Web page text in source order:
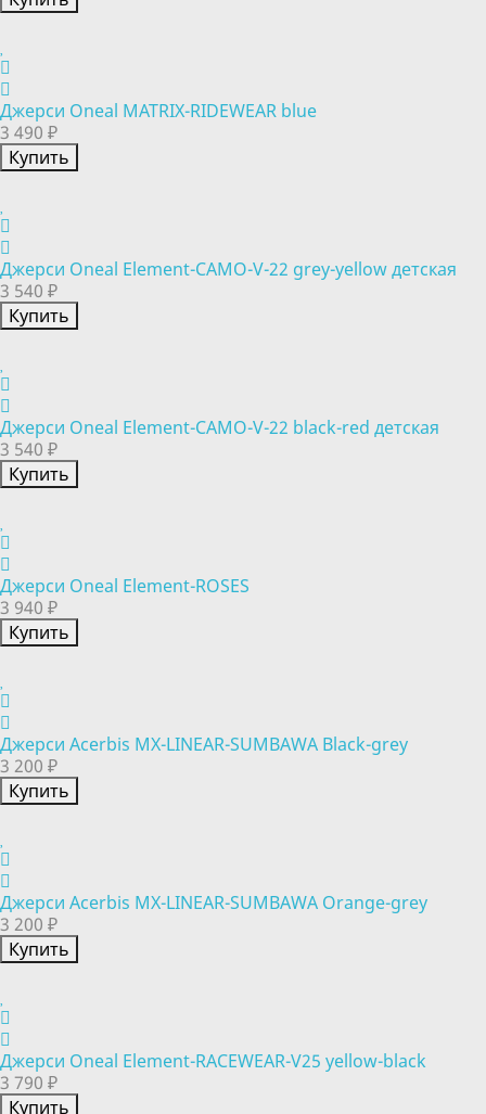
Джерси Oneal MATRIX-RIDEWEAR blue
3 490 ₽
Купить
Джерси Oneal Element-CAMO-V-22 grey-yellow детская
3 540 ₽
Купить
Джерси Oneal Element-CAMO-V-22 black-red детская
3 540 ₽
Купить
Джерси Oneal Element-ROSES
3 940 ₽
Купить
Джерси Acerbis MX-LINEAR-SUMBAWA Black-grey
3 200 ₽
Купить
Джерси Acerbis MX-LINEAR-SUMBAWA Orange-grey
3 200 ₽
Купить
Джерси Oneal Element-RACEWEAR-V25 yellow-black
3 790 ₽
Купить